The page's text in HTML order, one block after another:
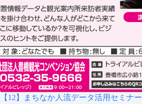
【12】まちなか人流データ活用セミナー